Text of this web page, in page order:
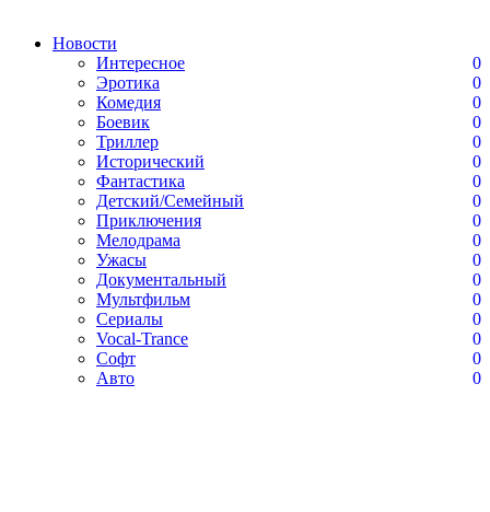
Новости
Интересное
0
Эротика
0
Комедия
0
Боевик
0
Триллер
0
Исторический
0
Фантастика
0
Детский/Семейный
0
Приключения
0
Мелодрама
0
Ужасы
0
Документальный
0
Мультфильм
0
Сериалы
0
Vocal-Trance
0
Софт
0
Авто
0